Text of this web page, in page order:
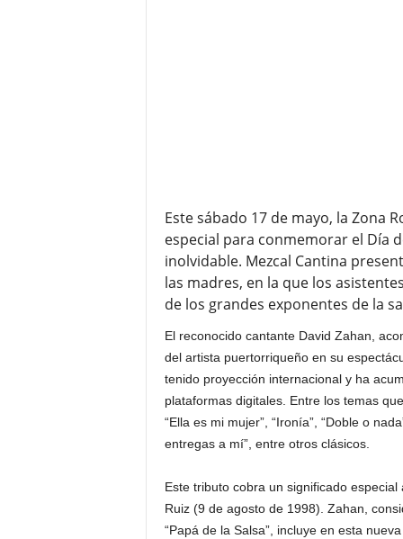
Este sábado 17 de mayo, la Zona
especial para conmemorar el Día
inolvidable. Mezcal Cantina
las madres, en la que los
de los grandes exponentes de la
El reconocido cantante David Zahan,
del artista puertorriqueño en su
tenido proyección internacional y ha
plataformas digitales. Entre los temas
“Ella es mi mujer”, “Ironía”, “Doble o
entregas a mí”, entre otros clásicos.
Este tributo cobra un significado
Ruiz (9 de agosto de 1998). Zahan,
“Papá de la Salsa”, incluye en esta